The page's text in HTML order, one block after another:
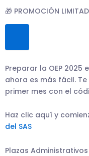
🎁 PROMOCIÓN
Preparar la OEP 2025
ahora es más fácil.
primer mes con el
Haz clic aquí y
del SAS
Plazas Administrativos